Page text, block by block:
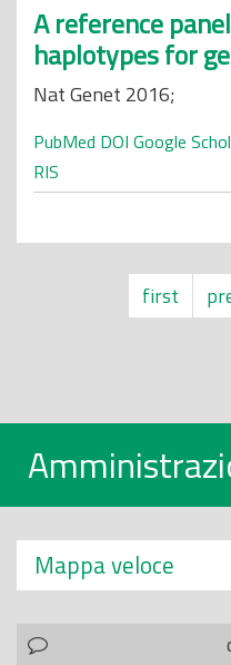
A reference
haplotypes for
Nat Genet 2016;
PubMed DOI Google
RIS
first
Mappa veloce